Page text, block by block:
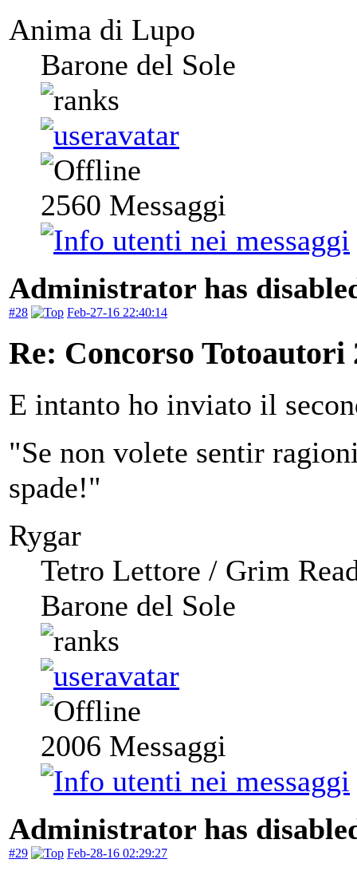
Anima di Lupo
Barone del Sole
2560 Messaggi
Administrator has
#28 Feb-27-16 22:40:14
Re: Concorso Totoautori
E intanto ho inviato il
"Se non volete sentir
spade!"
Rygar
Tetro Lettore / Grim
Barone del Sole
2006 Messaggi
Administrator has
#29 Feb-28-16 02:29:27